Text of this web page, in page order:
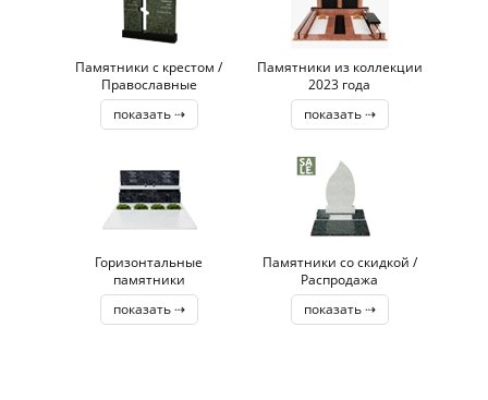
Памятники с крестом /
Православные
показать ⇢
Памятники из коллекции
2023 года
показать ⇢
Горизонтальные
памятники
показать ⇢
Памятники со скидкой /
Распродажа
показать ⇢